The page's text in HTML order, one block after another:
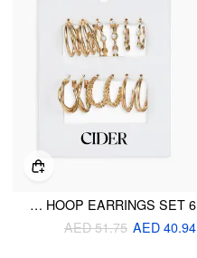
6 PAIRS FAUX PEARL & GEOMETRIC HOOP EARRINGS SET
AED 40.94
AED 51.75